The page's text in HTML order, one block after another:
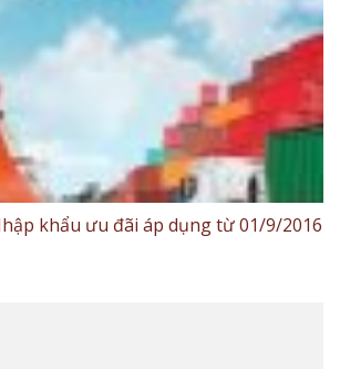
khẩu ưu đãi áp dụng từ 01/9/2016